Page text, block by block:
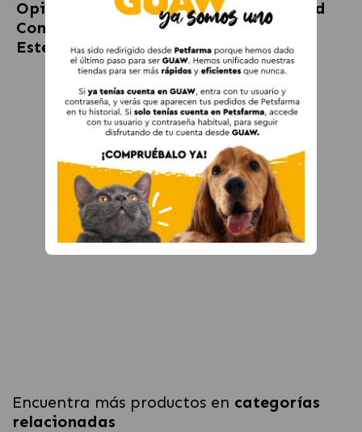
Opiniones sobreRoyal Canin Sterilised
Comida Húmeda Para Gatos
Esterilizados en Paté
Encuentra más productos en categorías
relacionadas